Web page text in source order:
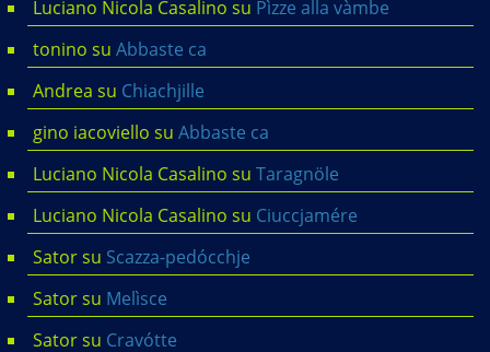
Luciano Nicola Casalino su Pìzze alla vàmbe
tonino su Abbaste ca
Andrea su Chiachjille
gino iacoviello su Abbaste ca
Luciano Nicola Casalino su Taragnöle
Luciano Nicola Casalino su Ciuccjamére
Satorsu Scazza-pedócchje
Satorsu Melìsce
Satorsu Cravótte